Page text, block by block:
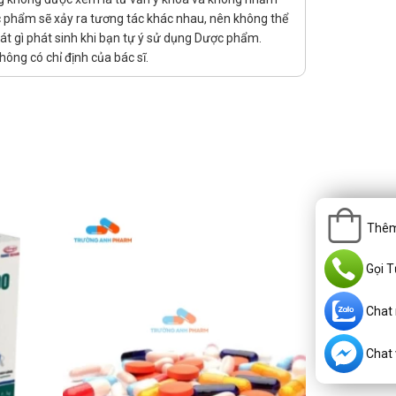
tăng đường huyết, tiểu đường và loãng xương ở
dưới đồi - tuyến yên - thượng thận phải được kiểm
đặc biệt, tránh dùng liên tục trong dài ngày và trong
sẽ xảy ra tương tác khác nhau, nên không thể
gì phát sinh khi bạn tự ý sử dụng Dược phẩm.
có chỉ định của bác sĩ.
Gọi
Chat
Chat